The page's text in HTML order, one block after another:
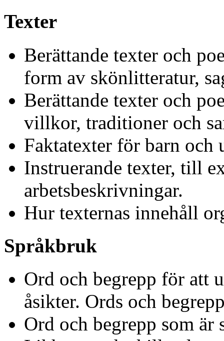
Texter
Berättande texter och
form av skönlitteratur,
Berättande texter och
villkor, traditioner och
Faktatexter för barn och
Instruerande texter, till
arbetsbeskrivningar.
Hur texternas innehåll
Språkbruk
Ord och begrepp för att
åsikter. Ords och
Ord och begrepp som